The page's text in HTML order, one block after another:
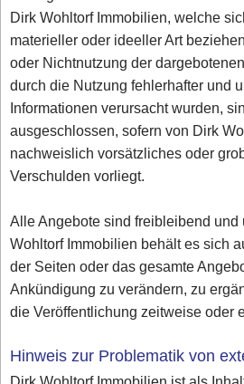
Dirk Wohltorf Immobilien, welche
materieller oder ideeller Art
oder Nichtnutzung der
durch die Nutzung fehlerhafter und
Informationen verursacht wurden,
ausgeschlossen, sofern von Dirk
nachweislich vorsätzliches oder
Verschulden vorliegt.
Alle Angebote sind freibleibend
Wohltorf Immobilien behält es sich
der Seiten oder das gesamte
Ankündigung zu verändern, zu
die Veröffentlichung zeitweise oder
Hinweis zur Problematik von